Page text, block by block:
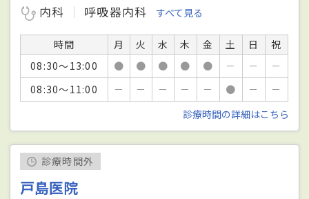
内科
呼吸器内科 すべて見る
時間 月 火 水 木 金 土 日
祝
08:30～13:00
● ● ● ● ● － －
－
08:30～11:00
－ － － － － ● －
－
診療時間の詳細はこちら
診療時間外
戸島医院